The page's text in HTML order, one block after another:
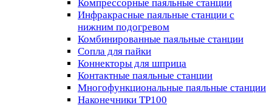
Компрессорные паяльные станции
Инфракрасные паяльные станции с
нижним подогревом
Комбинированные паяльные станции
Сопла для пайки
Коннекторы для шприца
Контактные паяльные станции
Многофункциональные паяльные станции
Наконечники TP100